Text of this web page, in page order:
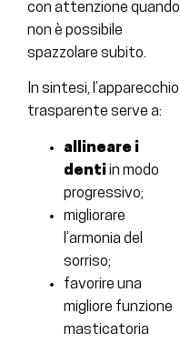
con attenzione quando
non è possibile
spazzolare subito.
In sintesi, l’apparecchio
trasparente serve a:
allineare i
dentiin modo
progressivo;
migliorare
l’armonia del
sorriso;
favorire una
migliore funzione
masticatoria